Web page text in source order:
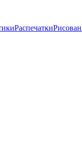
Распечатки